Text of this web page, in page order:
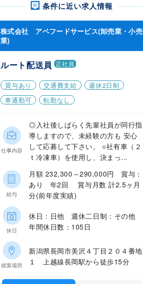
条件に近い求人情報
株式会社 アベフードサービス(卸売業・小売
業)
ルート配送員 正社員
賞与あり 交通費支給
週休2日制
車通勤可
転勤なし
仕事内容
◎入社後しばらく先輩社員が同行指
導しますので、未経験の方も 安心
して応募して下さい。 ○社有車（２
ｔ冷凍車）を使用し、決まっ...
給与
月額 232,300～290,000円 賞与：
あり 年2回 賞与月数 計2.5ヶ月
分(前年度実績)
休日
休日：日他 週休二日制：その他
年間休日数：105日
就業場所
新潟県長岡市美沢４丁目２０４番地
１ 上越線長岡駅から徒歩15分